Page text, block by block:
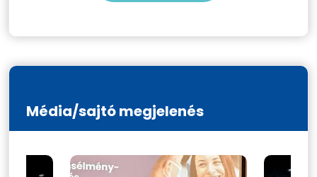
Média/sajtó megjelenés